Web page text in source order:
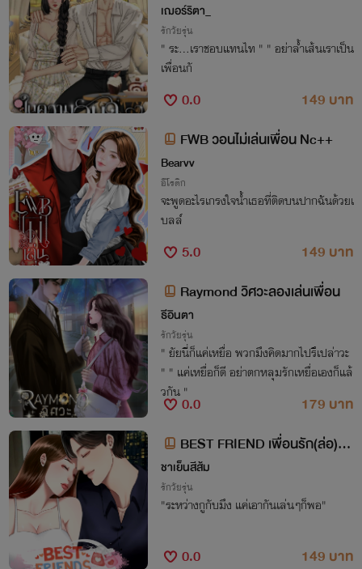
เฌอร์ริตา_
รักวัยรุ่น
" ระ...เราชอบแทนไท " " อย่าล้ำเส้นเราเป็น
เพื่อนกั
0.0
149 บาท
FWB วอนไม่เล่นเพื่อน Nc++
Bearvv
อีโรติก
จะพูดอะไรเกรงใจน้ำเธอที่ติดบนปากฉันด้วยเ
บลล์
5.0
149 บาท
Raymond วิศวะลองเล่นเพื่อน
ธีอินตา
รักวัยรุ่น
" ยัยนี่ก็แค่เหยื่อ พวกมึงคิดมากไปรึเปล่าวะ
" " แค่เหยื่อก็ดี อย่าตกหลุมรักเหยื่อเองก็แล้
วกัน "
0.0
179 บาท
BEST FRIEND เพื่อนรัก(ล่อ)ร้า
ย
ชาเย็นสีส้ม
รักวัยรุ่น
"ระหว่างกูกับมึง แค่เอากันเล่นๆก็พอ"
0.0
149 บาท